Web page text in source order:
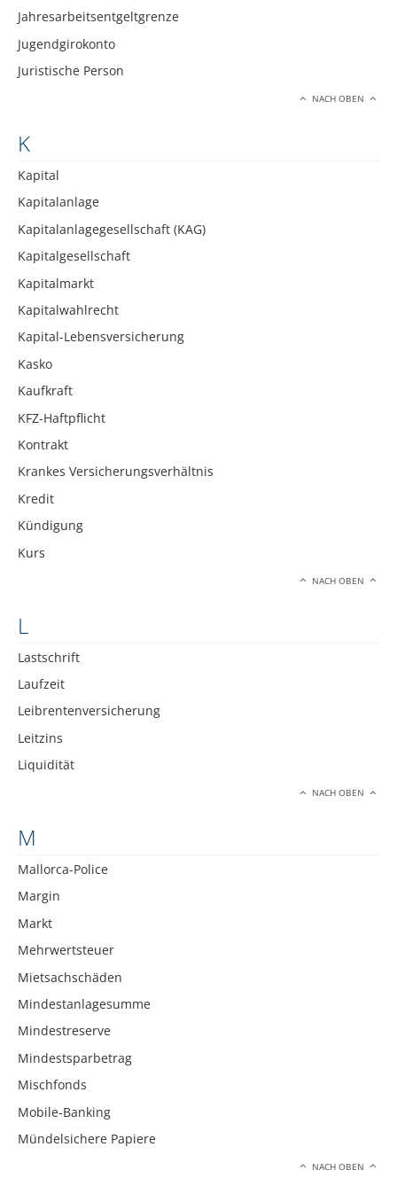
Jahresarbeitsentgeltgrenze
Jugendgirokonto
Juristische Person
NACH OBEN
K
Kapital
Kapitalanlage
Kapitalanlagegesellschaft (KAG)
Kapitalgesellschaft
Kapitalmarkt
Kapitalwahlrecht
Kapital-Lebensversicherung
Kasko
Kaufkraft
KFZ-Haftpflicht
Kontrakt
Krankes Versicherungsverhältnis
Kredit
Kündigung
Kurs
NACH OBEN
L
Lastschrift
Laufzeit
Leibrentenversicherung
Leitzins
Liquidität
NACH OBEN
M
Mallorca-Police
Margin
Markt
Mehrwertsteuer
Mietsachschäden
Mindestanlagesumme
Mindestreserve
Mindestsparbetrag
Mischfonds
Mobile-Banking
Mündelsichere Papiere
NACH OBEN